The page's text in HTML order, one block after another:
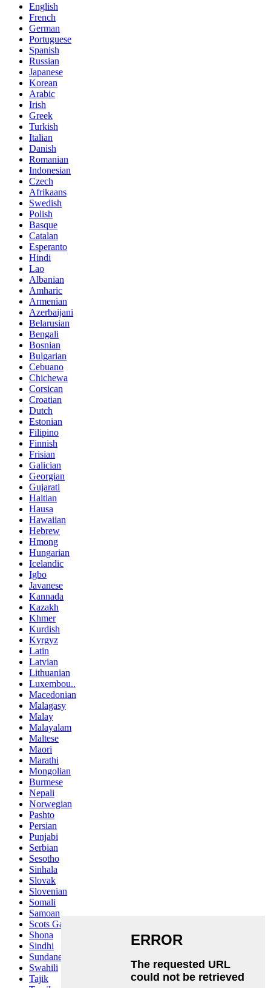
English
French
German
Portuguese
Spanish
Russian
Japanese
Korean
Arabic
Irish
Greek
Turkish
Italian
Danish
Romanian
Indonesian
Czech
Afrikaans
Swedish
Polish
Basque
Catalan
Esperanto
Hindi
Lao
Albanian
Amharic
Armenian
Azerbaijani
Belarusian
Bengali
Bosnian
Bulgarian
Cebuano
Chichewa
Corsican
Croatian
Dutch
Estonian
Filipino
Finnish
Frisian
Galician
Georgian
Gujarati
Haitian
Hausa
Hawaiian
Hebrew
Hmong
Hungarian
Icelandic
Igbo
Javanese
Kannada
Kazakh
Khmer
Kurdish
Kyrgyz
Latin
Latvian
Lithuanian
Luxembou..
Macedonian
Malagasy
Malay
Malayalam
Maltese
Maori
Marathi
Mongolian
Burmese
Nepali
Norwegian
Pashto
Persian
Punjabi
Serbian
Sesotho
Sinhala
Slovak
Slovenian
Somali
Samoan
Scots Gaelic
Shona
Sindhi
Sundanese
Swahili
Tajik